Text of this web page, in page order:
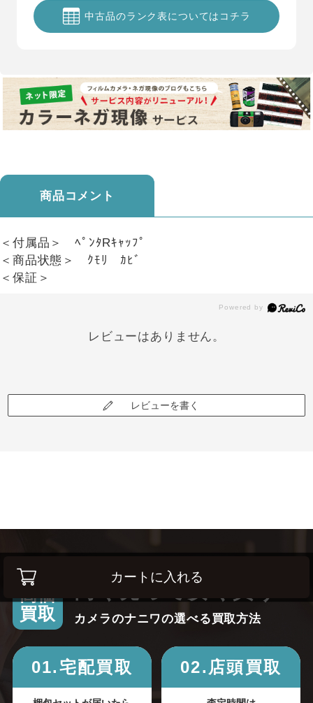
カートに入れる
中古品のランク表についてはコチラ
商品コメント
＜付属品＞ ﾍﾟﾝﾀRｷｬｯﾌﾟ
＜商品状態＞ ｸﾓﾘ ｶﾋﾞ
＜保証＞
レビューはありません。
レビューを書く
高価
買取
高く売って安く買う！
カメラのナニワの選べる買取方法
01.宅配買取 02.店頭買取